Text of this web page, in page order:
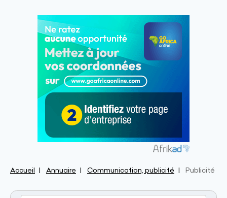
Accueil Annuaire Communication, publicité Publicité